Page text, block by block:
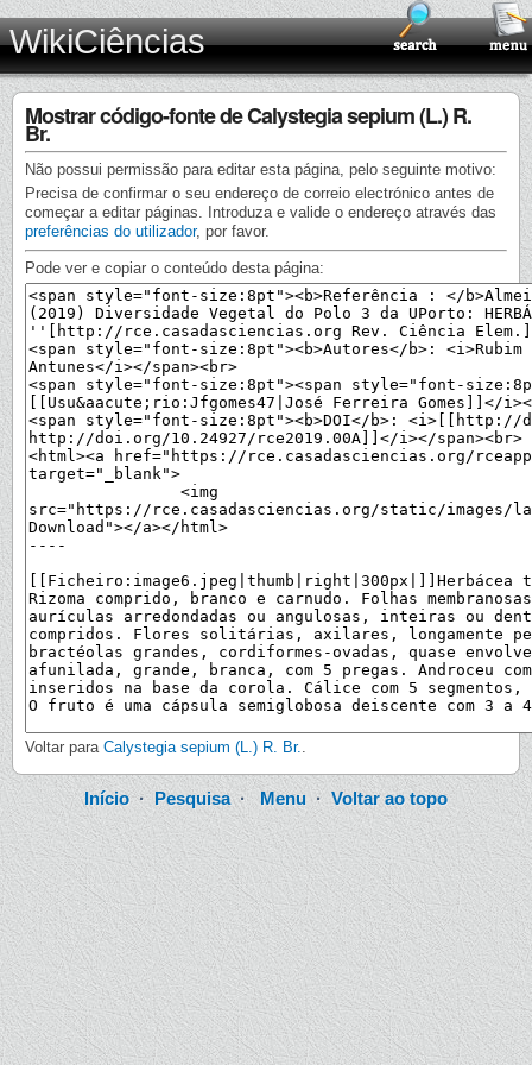
WikiCiências
Mostrar código-fonte de Calystegia sepium (L.) R.
Br.
Não possui permissão para editar esta página, pelo seguinte motivo:
Precisa de confirmar o seu endereço de correio electrónico antes de
começar a editar páginas. Introduza e valide o endereço através das
preferências do utilizador, por favor.
Pode ver e copiar o conteúdo desta página:
Voltar para Calystegia sepium (L.) R. Br..
Início· Pesquisa·Menu · Voltar ao topo